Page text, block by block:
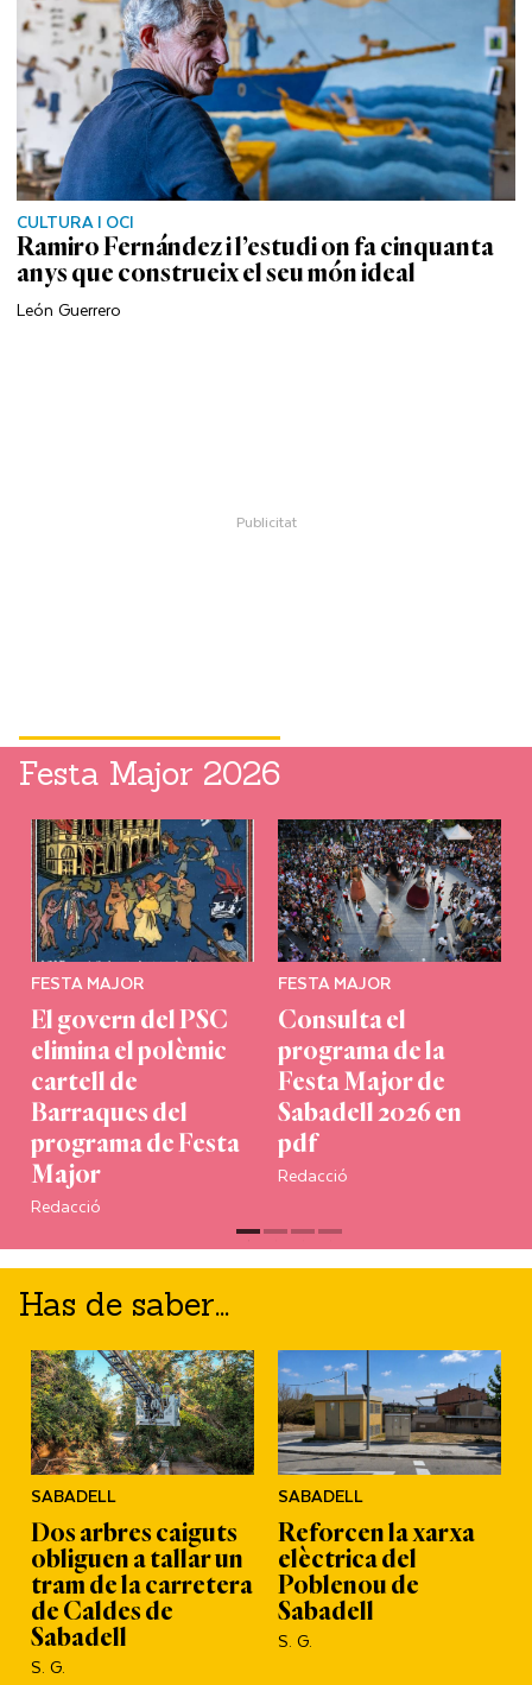
CULTURA I OCI
Ramiro Fernández i l’estudi on fa cinquanta
anys que construeix el seu món ideal
León Guerrero
Festa Major 2026
FESTA MAJOR
El govern del PSC
elimina el polèmic
cartell de
Barraques del
programa de Festa
Major
Redacció
FESTA MAJOR
Consulta el
programa de la
Festa Major de
Sabadell 2026 en
pdf
Redacció
Has de saber...
SABADELL
Dos arbres caiguts
obliguen a tallar un
tram de la carretera
de Caldes de
Sabadell
S. G.
SABADELL
Reforcen la xarxa
elèctrica del
Poblenou de
Sabadell
S. G.